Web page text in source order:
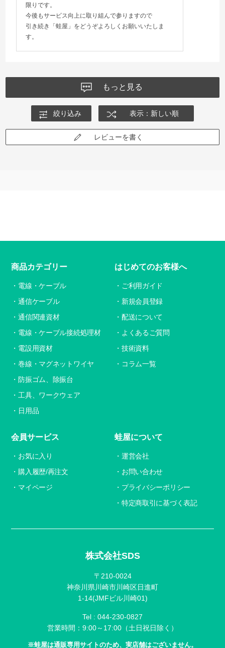
限りです。
今後もサービス向上に取り組んで参りますので
引き続き「蛙屋」をどうぞよろしくお願いいたしま
す。
もっと見る
絞り込み 表示：新しい順
レビューを書く
株式会社SDS
〒210-0024
神奈川県川崎市川崎区日進町
1-14(JMFビル川崎01)
Tel : 044-230-0827
営業時間：9:00～17:00（土日祝日除く）
※蛙屋は通販専用サイトのため、実店舗はございません。
商品カテゴリー
電線・ケーブル
通信ケーブル
通信関連資材
電線・ケーブル接続処理材
電設用資材
巻線・マグネットワイヤ
防振ゴム、除振台
工具、ワークウェア
日用品
はじめてのお客様へ
ご利用ガイド
新規会員登録
配送について
よくあるご質問
技術資料
コラム一覧
会員サービス
お気に入り
購入履歴/再注文
マイページ
蛙屋について
運営会社
お問い合わせ
プライバシーポリシー
特定商取引に基づく表記